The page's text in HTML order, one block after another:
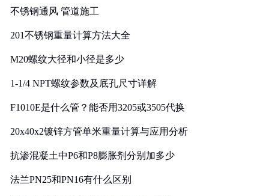
不锈钢通风 管道施工
201不锈钢重量计算方法大全
M20螺纹大径和小径是多少
1-1/4 NPT螺纹参数及底孔尺寸详解
F1010E是什么管？能否用3205或3505代换
20x40x2镀锌方管单米重量计算与应用分析
抗渗混凝土中P6和P8膨胀剂分别加多少
法兰PN25和PN16有什么区别